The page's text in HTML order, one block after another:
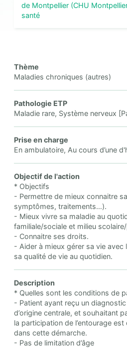
de Montpellier (CHU
santé
Thème
Maladies chroniques (autres)
Pathologie ETP
Maladie rare, Système nerveux
Prise en charge
En ambulatoire, Au cours d’une
Objectif de l'action
* Objectifs
- Permettre de mieux connaitre
symptômes, traitements…).
- Mieux vivre sa maladie au
familiale/sociale et milieu
- Connaitre ses droits.
- Aider à mieux gérer sa vie avec
sa qualité de vie au quotidien.
Description
* Quelles sont les conditions de
- Patient ayant reçu un
d’origine centrale, et souhaitant
la participation de l’entourage
dans cette démarche.
- Pas de limitation d’âge